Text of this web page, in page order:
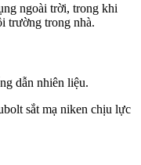
ngoài trời, trong khi
trường trong nhà.
dẫn nhiên liệu.
sắt mạ niken chịu lực